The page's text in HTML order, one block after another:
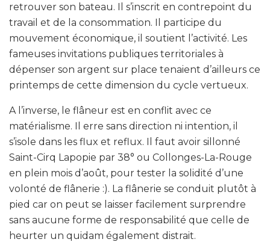
retrouver son bateau. Il s’inscrit en contrepoint du
travail et de la consommation. Il participe du
mouvement économique, il soutient l’activité. Les
fameuses invitations publiques territoriales à
dépenser son argent sur place tenaient d’ailleurs ce
printemps de cette dimension du cycle vertueux.
A l’inverse, le flâneur est en conflit avec ce
matérialisme. Il erre sans direction ni intention, il
s’isole dans les flux et reflux. Il faut avoir sillonné
Saint-Cirq Lapopie par 38° ou Collonges-La-Rouge
en plein mois d’août, pour tester la solidité d’une
volonté de flânerie :). La flânerie se conduit plutôt à
pied car on peut se laisser facilement surprendre
sans aucune forme de responsabilité que celle de
heurter un quidam également distrait.